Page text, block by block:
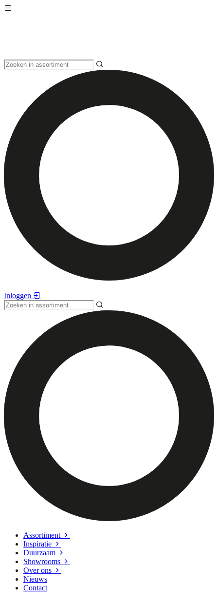
Inloggen
Assortiment
Inspiratie
Duurzaam
Showrooms
Over ons
Nieuws
Contact